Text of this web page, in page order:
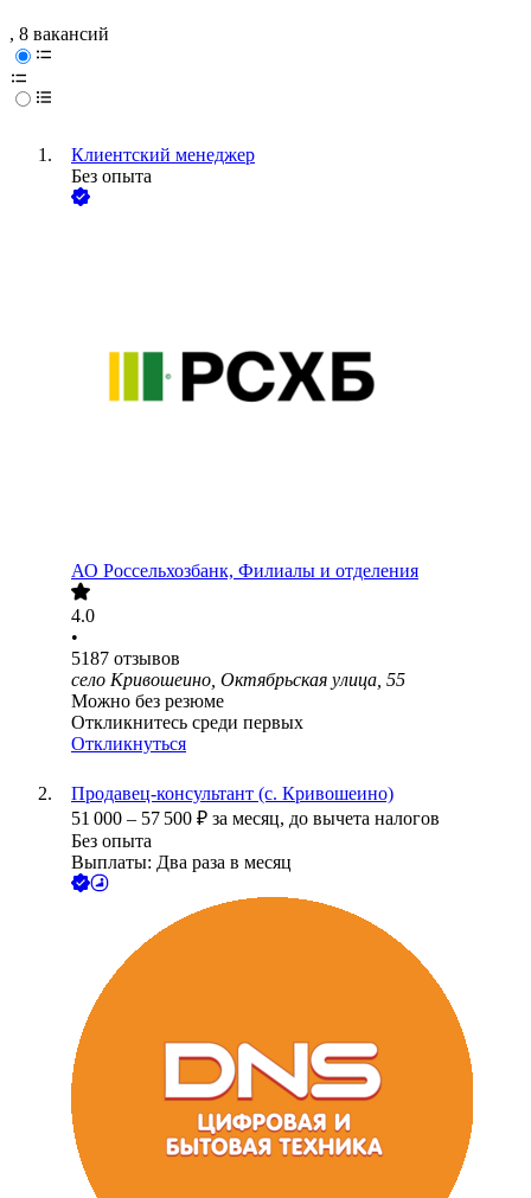
, 8 вакансий
Клиентский менеджер
Без опыта
АО Россельхозбанк, Филиалы и отделения
4.0
•
5187 отзывов
село Кривошеино, Октябрьская улица, 55
Можно без резюме
Откликнитесь среди первых
Откликнуться
Продавец-консультант (с. Кривошеино)
51 000 – 57 500 ₽ за месяц, до вычета налогов
Без опыта
Выплаты: Два раза в месяц